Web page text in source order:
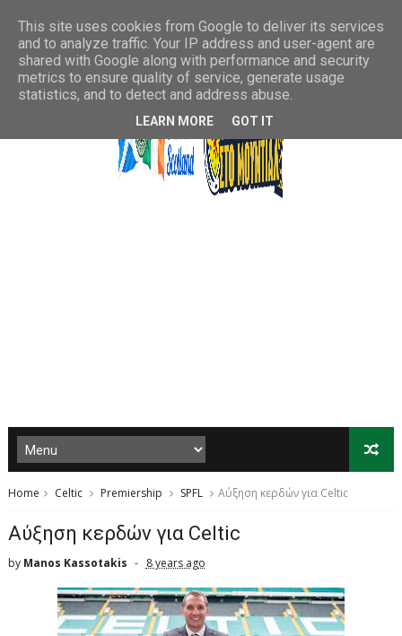
Home Celtic Premiership SPFL Αύξηση κερδών για Celtic
Αύξηση κερδών για Celtic
by Manos Kassotakis 8 years ago
This site uses cookies from Google to deliver its services
and to analyze traffic. Your IP address and user-agent are
shared with Google along with performance and security
metrics to ensure quality of service, generate usage
statistics, and to detect and address abuse.
LEARN MORE GOT IT